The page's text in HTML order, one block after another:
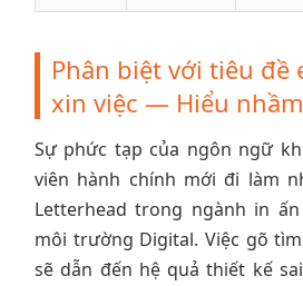
Phân biệt với tiêu đề
xin việc — Hiểu
Sự phức tạp của ngôn ngữ
viên hành chính mới đi làm
Letterhead trong ngành in
môi trường Digital. Việc gõ
sẽ dẫn đến hệ quả thiết kế